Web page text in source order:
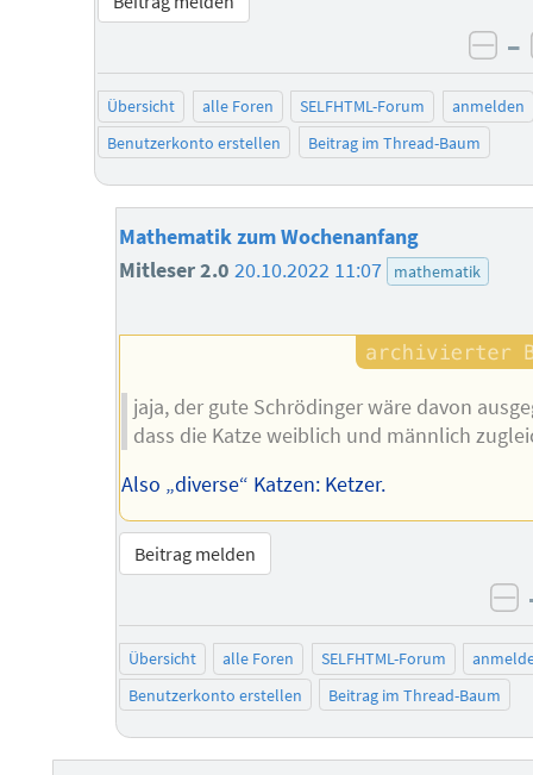
–
Übersicht alle Foren SELFHTML-Forum
anmelden
Benutzerkonto erstellen
Beitrag im Thread-Baum
Mathematik zum Wochenanfang
Mitleser 2.0 20.10.2022 11:07 mathematik
jaja, der gute Schrödinger wäre davon
dass die Katze weiblich und männlich
Also „diverse“ Katzen: Ketzer.
Beitrag melden
Übersicht alle Foren SELFHTML-Forum
Benutzerkonto erstellen
Beitrag im Thread-Baum